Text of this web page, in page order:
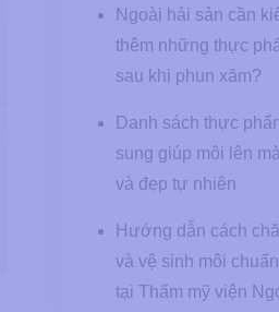
Ngoài hải sản cần
thêm những thực
sau khi phun xăm?
Danh sách thực
sung giúp môi lên
và đẹp tự nhiên
Hướng dẫn cách
và vệ sinh môi
tại Thẩm mỹ viện